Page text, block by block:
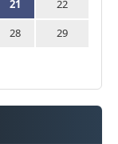
21
22
28
29